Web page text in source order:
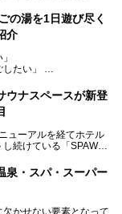
の深水風呂、没入感の
誇る最新AIフィットネ
詳しくご紹介します。
ーアップしています。
した瞑想サウナをはじ
を癒やしたい方はもち
もぴったりの内容とな
注目ポイントを詳しく
水春」に訪れる方や、
の湯を1日遊び尽く
介
たい」
です。
帰り温浴施設で、阪急
汗・リラックス・漫画
施設なので、一日中ゆ
行われており、“とと
イントです。
ウナスペースが新登
ューアルを経てホテル
続けている「SPAWO
日（土）に、新たな浴
ウナを携えてリニュー
ぞれにリニューアル
泉・スパ・スーパー
かせない要素となって